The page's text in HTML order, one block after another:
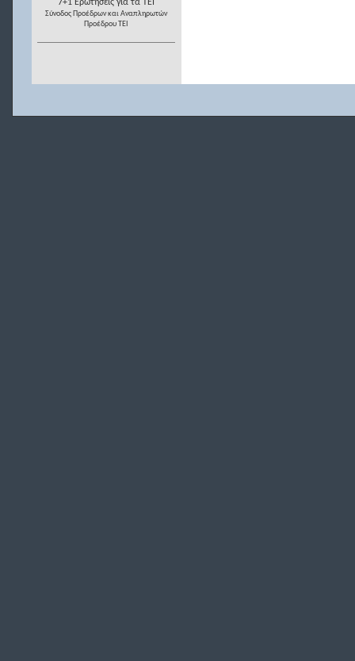
7+1 Ερωτήσεις για τα ΤΕΙ
Σύνοδος Προέδρων και Αναπληρωτών
Προέδρου ΤΕΙ